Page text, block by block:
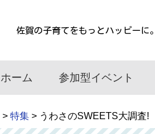
佐賀の子育てをもっとハッピーに。
ホーム 参加型イベント
> 特集 > うわさのSWEETS大調査!